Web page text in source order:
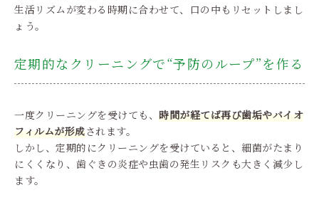
生活リズムが変わる時期に合わせて、口の中もリセットしまし
ょう。
定期的なクリーニングで“予防のループ”を作る
一度クリーニングを受けても、 時間が経てば再び歯垢やバイオ
フィルムが形成されます。
しかし、定期的にクリーニングを受けていると、細菌がたまり
にくくなり、歯ぐきの炎症や虫歯の発生リスクも大きく減少し
ます。